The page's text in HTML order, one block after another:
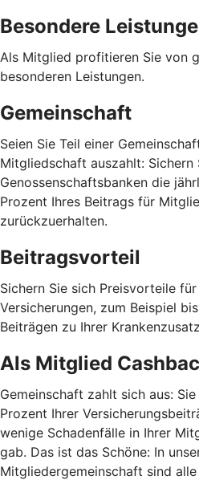
Besondere
Als Mitglied profitieren Sie von
besonderen Leistungen.
Gemeinschaft
Seien Sie Teil einer
Mitgliedschaft auszahlt: Sichern
Genossenschaftsbanken die
Prozent Ihres Beitrags für
zurückzuerhalten.
Beitragsvorteil
Sichern Sie sich Preisvorteile
Versicherungen, zum Beispiel
Beiträgen zu Ihrer
Als Mitglied
Gemeinschaft zahlt sich aus:
Prozent Ihrer
wenige Schadenfälle in Ihrer
gab. Das ist das Schöne: In
Mitgliedergemeinschaft sind